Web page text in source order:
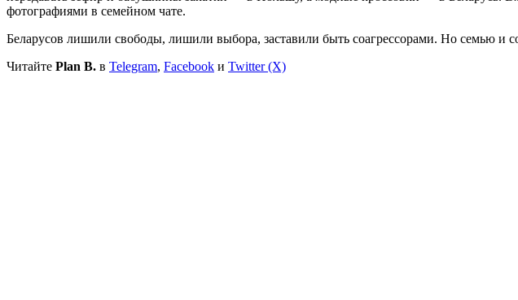
фотографиями в семейном чате.
Беларусов лишили свободы, лишили выбора, заставили быть соагрессорами. Но семью и
Читайте Plan B. в Telegram, Facebook и Twitter (X)